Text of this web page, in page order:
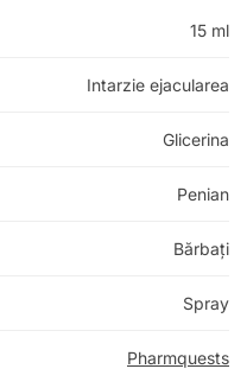
15 ml
Intarzie ejacularea
Glicerina
Penian
Bărbați
Spray
Pharmquests